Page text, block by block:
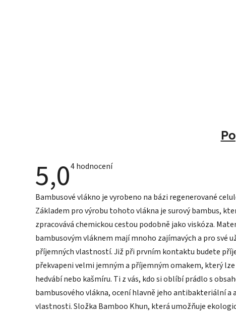
5,0Průměrné
5,0
5
hvězdiček.
4 hodnocení
Bambusové vlákno je vyrobeno na bázi regenerované
Základem pro výrobu tohoto vlákna je surový bambus,
zpracovává chemickou cestou podobně jako viskóza.
bambusovým vláknem mají mnoho zajímavých a pro své
příjemných vlastností. Již při prvním kontaktu budete
překvapeni velmi jemným a příjemným omakem, který
hedvábí nebo kašmíru. Ti z vás, kdo si oblíbí prádlo s
bambusového vlákna, ocení hlavně jeho antibakteriální a
vlastnosti. Složka Bamboo Khun, která umožňuje